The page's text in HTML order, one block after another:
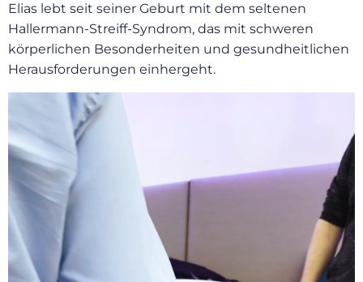
Elias lebt seit seiner Geburt mit dem seltenen
Hallermann-Streiff-Syndrom, das mit schweren
körperlichen Besonderheiten und gesundheitlichen
Herausforderungen einhergeht.